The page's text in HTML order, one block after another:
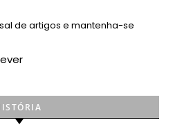
de artigos e mantenha-se